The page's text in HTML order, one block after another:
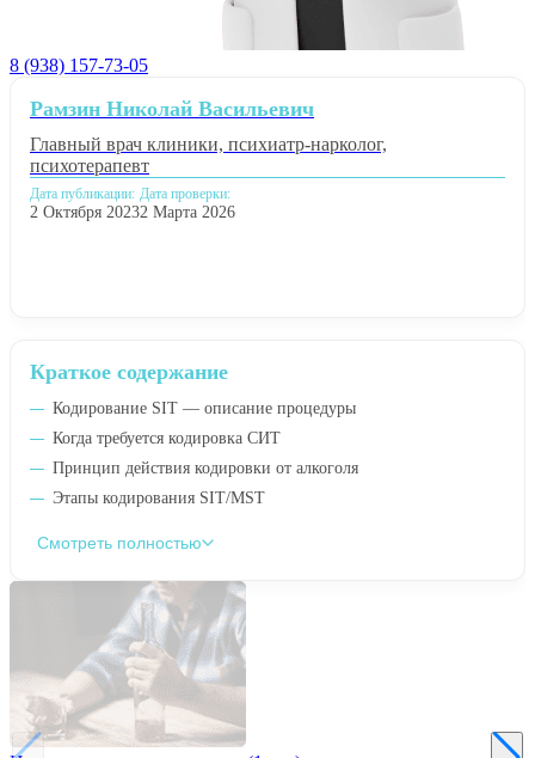
8 (938) 157-73-05
Краткое содержание
Кодирование SIT — описание процедуры
Когда требуется кодировка СИТ
Принцип действия кодировки от алкоголя
Этапы кодирования SIT/MST
Смотреть полностью
Рамзин Николай Васильевич
Главный врач клиники, психиатр-нарколог,
психотерапевт
Дата публикации:
2 Октября 2023
Дата проверки:
2 Марта 2026